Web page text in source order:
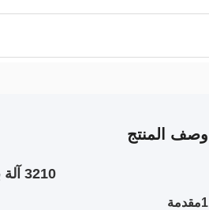
وصف المنتج
3210 آلة برمجة الليزر 100-120 فاك؛ 200-240 فاك 0.7 كيلوواط
1مقدمة